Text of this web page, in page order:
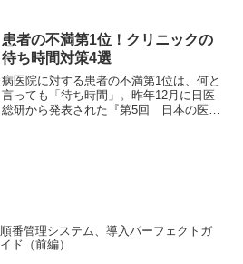
す。しかし、人手不足のままでは、患者
の待ち時間は増え、サービスレベルの低
下やミスの増加、さらには職員のストレ
ス増加で離職者もまた増えるという悪循
環になりかねません。医院における人手
不足、人件費アップ、待ち時間対策の三
患者の不満第1位！クリニックの
待ち時間対策4選
病医院に対する患者の不満第1位は、何と
言っても「待ち時間」。昨年12月に日医
総研から発表された『第5回 日本の医療
順番管理システム、導入パーフェクトガ
イド（前編）